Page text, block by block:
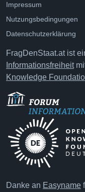
Impressum
Nutzungsbedingungen
Datenschutzerklärung
FragDenStaat.at ist
Informationsfreiheit
Knowledge
Danke an Easyname